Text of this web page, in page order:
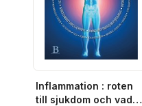
Inflammation : roten
till sjukdom och vad